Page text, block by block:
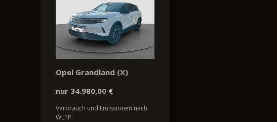
Opel Grandland (X)
nur 34.980,00 €
Verbrauch und Emissionen nach
WLTP: